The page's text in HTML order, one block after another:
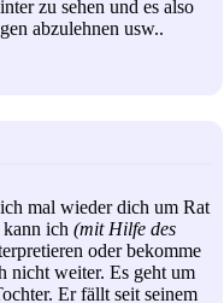
zu sehen und es also
abzulehnen usw..
mal wieder dich um Rat
ich (mit Hilfe des
oder bekomme
nicht weiter. Es geht um
Er fällt seit seinem